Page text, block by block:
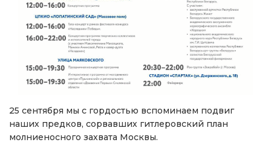
25 сентября мы с гордостью вспоминаем подвиг
наших предков, сорвавших гитлеровский план
молниеносного захвата Москвы.